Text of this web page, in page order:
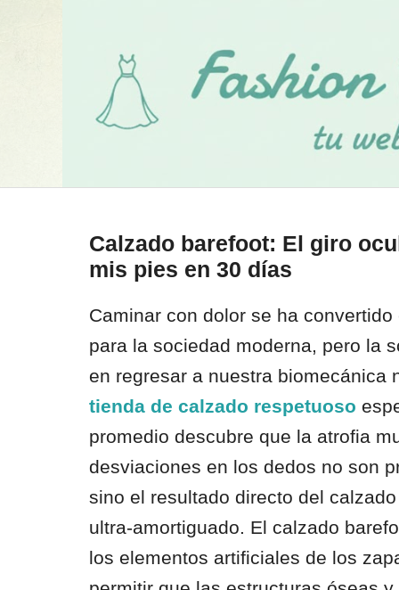
Calzado barefoot: El giro
mis pies en 30 días
Caminar con dolor se ha
para la sociedad moderna, pero la
en regresar a nuestra biomecánica
tienda de calzado respetuoso
promedio descubre que la atrofia
desviaciones en los dedos no son
sino el resultado directo del
ultra-amortiguado. El calzado
los elementos artificiales de los